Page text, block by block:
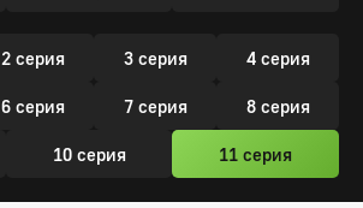
2 серия 3 серия 4 серия
6 серия 7 серия 8 серия
10 серия 11 серия